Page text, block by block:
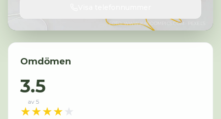
FOTO:WWW.KABOOMPICS.COM
Omdömen
3.5
av 5
★★★★ ★